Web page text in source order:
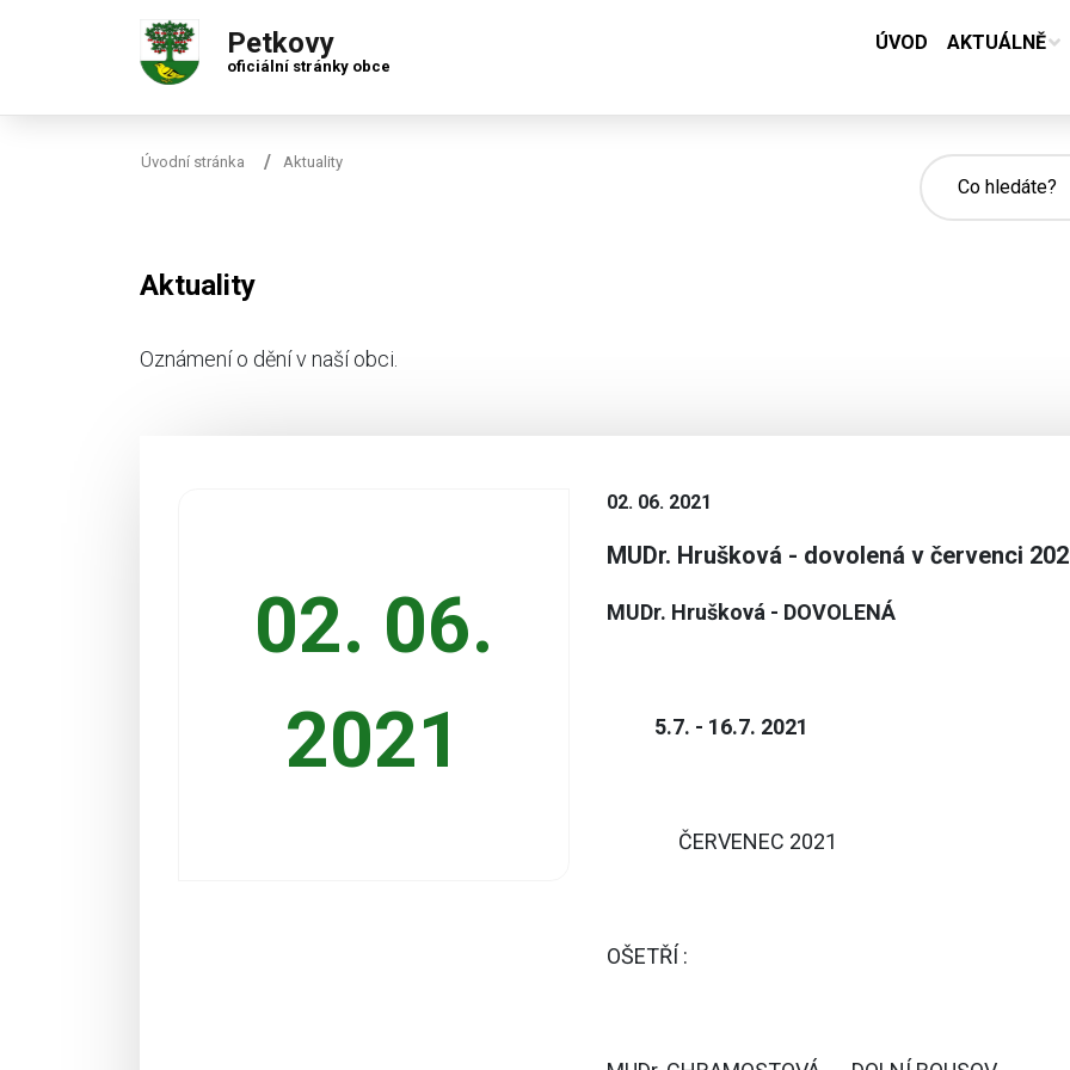
Petkovy
oficiální stránky obce
ÚVOD AKTUÁLNĚ
Úvodní stránka Aktuality
Aktuality
Oznámení o dění v naší obci.
02. 06.
2021
02. 06. 2021
MUDr. Hrušková - dovolená v červenci
MUDr. Hrušková - DOVOLENÁ
5.7. - 16.7. 2021
ČERVENEC 2021
OŠETŘÍ :